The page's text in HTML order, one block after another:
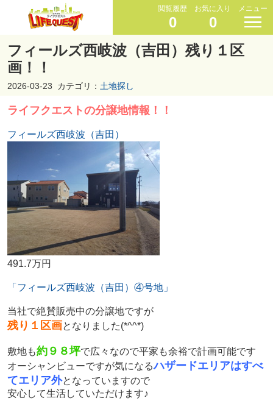
閲覧履歴
0
お気に入り
0
メニュー
フィールズ西岐波（吉田）残り１区
画！！
2026-03-23 カテゴリ： 土地探し
ライフクエストの分譲地情報！！
フィールズ西岐波（吉田）
491.7万円
「フィールズ西岐波（吉田）④号地」
当社で絶賛販売中の分譲地ですが
残り１区画となりました(*^^*)
敷地も約９８坪で広々なので平家も余裕で計画可能です
オーシャンビューですが気になるハザードエリアはすべ
てエリア外となっていますので
安心して生活していただけます♪